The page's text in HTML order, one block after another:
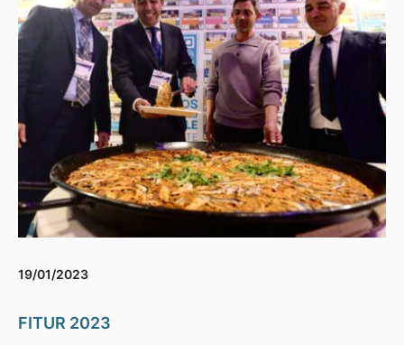
19/01/2023
FITUR 2023